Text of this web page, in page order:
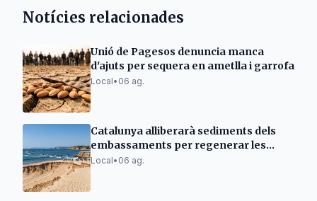
Notícies relacionades
Unió de Pagesos denuncia manca
d'ajuts per sequera en ametlla i garrofa
Local• 06 ag.
Catalunya alliberarà sediments dels
embassaments per regenerar les
platges
Local• 06 ag.